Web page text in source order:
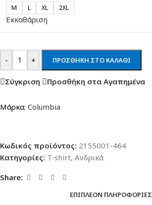
M L XL 2XL
Εκκαθάριση
- + ΠΡΟΣΘΉΚΗ ΣΤΟ ΚΑΛΆΘΙ
Σύγκριση Προσθήκη στα Αγαπημένα
Μάρκα: Columbia
Κωδικός προϊόντος: 2155001-464
Κατηγορίες: T-shirt, Ανδρικά
Share:
ΕΠΙΠΛΈΟΝ ΠΛΗΡΟΦΟΡΊΕΣ